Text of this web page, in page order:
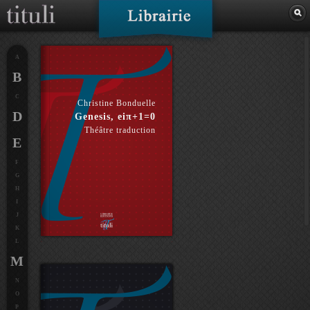
Christine Bonduelle
Genesis, eiπ+1=0
Théâtre traduction
A
B
C
D
E
F
G
H
J
K
L
M
N
O
P